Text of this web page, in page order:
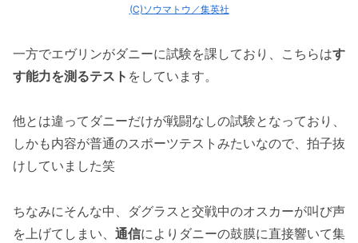
(C)ソウマトウ／集英社
一方でエヴリンがダニーに試験を課しており、こちらはす
す能力を測るテスト をしています。
他とは違ってダニーだけが戦闘なしの試験となっており、
しかも内容が普通のスポーツテストみたいなので、拍子抜
けしていました笑
ちなみにそんな中、ダグラスと交戦中のオスカーが叫び声
を上げてしまい、 通信によりダニーの鼓膜に直接響いて集